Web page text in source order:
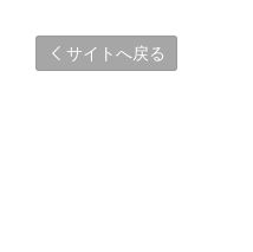
サイトへ戻る